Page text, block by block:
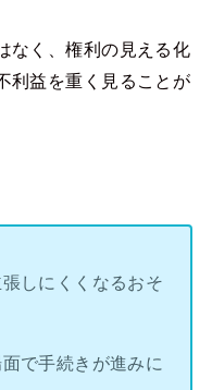
なく、権利の見える化
利益を重く見ることが
しにくくなるおそ
で手続きが進みに